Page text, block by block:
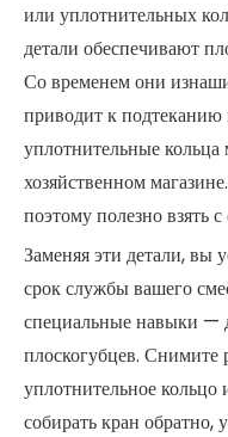
или уплотнительных
детали обеспечивают
Со временем они
приводит к
уплотнительные
хозяйственном
поэтому полезно взять
Заменяя эти детали, вы
срок службы вашего
специальные навыки —
плоскогубцев. Снимите
уплотнительное
собирать кран обратно,